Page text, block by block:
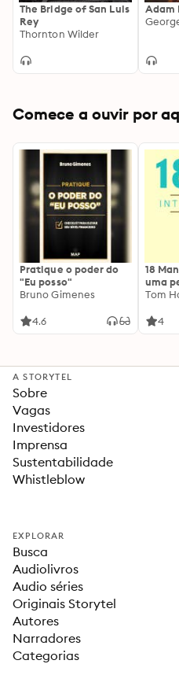
The Bridge of San Luis
Rey
Thornton Wilder
Adam
Comece a ouvir por
Pratique o poder do
"Eu posso"
Bruno Gimenes
4.6
18
uma
Tom
4
A STORYTEL
Sobre
Vagas
Investidores
Imprensa
Sustentabilidade
Whistleblow
EXPLORAR
Busca
Audiolivros
Audio séries
Originais Storytel
Autores
Narradores
Categorias